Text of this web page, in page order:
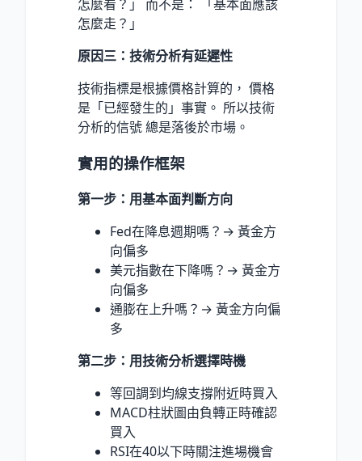
怎麼看？」 而不是： 「基本面應該
怎麼走？」
原因三：技術分析有延遲性
技術指標是根據價格計算的， 價格
是「已經發生的」事實。 所以技術
分析的信號 總是落後於市場。
實用的操作框架
第一步：用基本面判斷方向
Fed在降息週期嗎？→ 黃金方
向偏多
美元指數在下降嗎？→ 黃金方
向偏多
通膨在上升嗎？→ 黃金方向偏
多
第二步：用技術分析選擇時機
等回調到均線支撐附近時買入
MACD柱狀圖由負轉正時確認
買入
RSI在40以下時關注進場機會